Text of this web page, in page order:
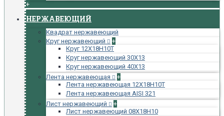
+
НЕРЖАВЕЮЩИЙ
Квадрат нержавеющий
Круг нержавеющий
+
Круг 12Х18Н10Т
Круг нержавеющий 30Х13
Круг нержавеющий 40Х13
Лента нержавеющая
+
Лента нержавеющая 12Х18Н10Т
Лента нержавеющая AISI 321
Лист нержавеющий
+
Лист нержавеющий 08Х18Н10